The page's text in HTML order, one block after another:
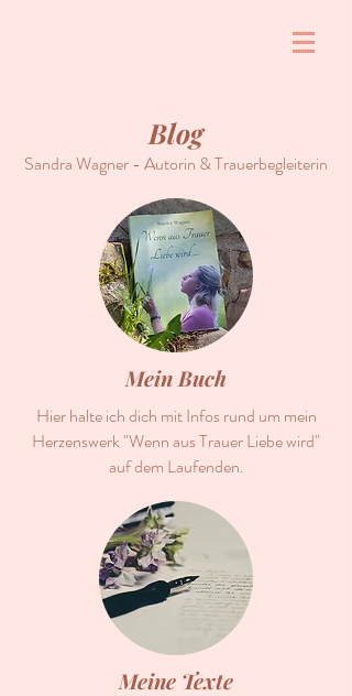
Blog
Sandra Wagner - Autorin & Trauerbegleiterin
Mein Buch
Hier halte ich dich mit Infos rund um mein
Herzenswerk "Wenn aus Trauer Liebe wird"
auf dem Laufenden.
Meine Texte